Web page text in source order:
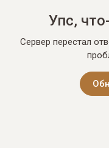
Упс,
Сервер перестал